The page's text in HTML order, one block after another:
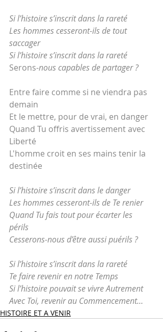
Si l’histoire s’inscrit dans la rareté
Les hommes cesseront-ils de tout
saccager
Si l’histoire s’inscrit dans la rareté
Serons-nous capables de partager ?
Entre faire comme si ne viendra pas
demain
Et le mettre, pour de vrai, en danger
Quand Tu offris avertissement avec
Liberté
L'homme croit en ses mains tenir la
destinée
Si l’histoire s’inscrit dans le danger
Les hommes cesseront-ils de Te renier
Quand Tu fais tout pour écarter les
périls
Cesserons-nous d’être aussi puérils ?
Si l’histoire s’inscrit dans la rareté
Te faire revenir en notre Temps
Si l’histoire pouvait se vivre Autrement
Avec Toi, revenir au Commencement…
HISTOIRE ET A VENIR